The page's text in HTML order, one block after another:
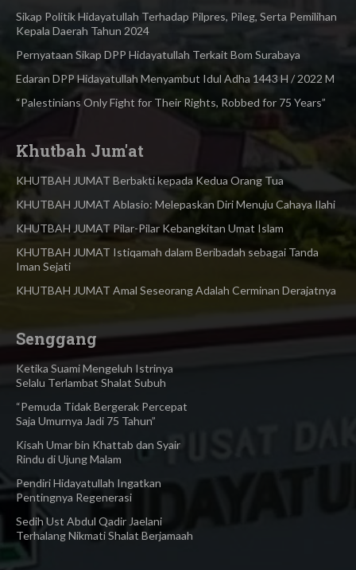
Sikap Politik Hidayatullah Terhadap Pilpres, Pileg, Serta Pemilihan
Kepala Daerah Tahun 2024
Pernyataan Sikap DPP Hidayatullah Terkait Bom Surabaya
Edaran DPP Hidayatullah Menyambut Idul Adha 1443 H / 2022 M
“Palestinians Only Fight for Their Rights, Robbed for 75 Years”
Khutbah Jum'at
KHUTBAH JUMAT Berbakti kepada Kedua Orang Tua
KHUTBAH JUMAT Ablasio: Melepaskan Diri Menuju Cahaya Ilahi
KHUTBAH JUMAT Pilar-Pilar Kebangkitan Umat Islam
KHUTBAH JUMAT Istiqamah dalam Beribadah sebagai Tanda
Iman Sejati
KHUTBAH JUMAT Amal Seseorang Adalah Cerminan Derajatnya
Senggang
Ketika Suami Mengeluh Istrinya
Selalu Terlambat Shalat Subuh
“Pemuda Tidak Bergerak Percepat
Saja Umurnya Jadi 75 Tahun”
Kisah Umar bin Khattab dan Syair
Rindu di Ujung Malam
Pendiri Hidayatullah Ingatkan
Pentingnya Regenerasi
Sedih Ust Abdul Qadir Jaelani
Terhalang Nikmati Shalat Berjamaah